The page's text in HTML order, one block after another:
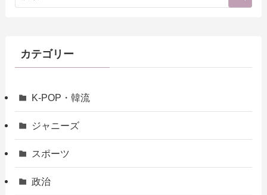
カテゴリー
K-POP・韓流
ジャニーズ
スポーツ
政治